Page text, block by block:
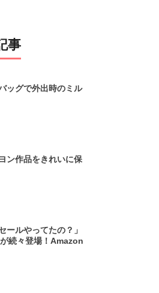
事
ッグで外出時のミル
ン作品をきれいに保
ールやってたの？」
続々登場！Amazon